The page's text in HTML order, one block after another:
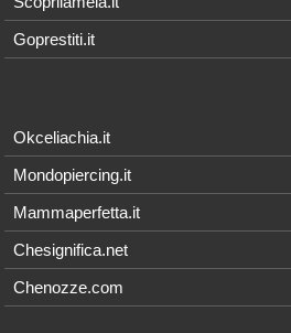
Goprestiti.it
Okceliachia.it
Mondopiercing.it
Mammaperfetta.it
Chesignifica.net
Chenozze.com